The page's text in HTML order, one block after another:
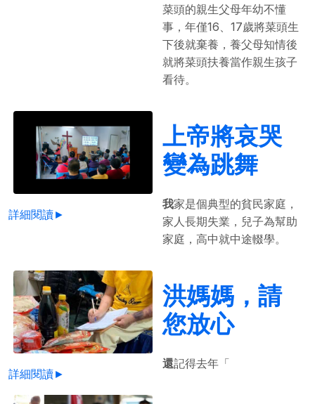
菜頭的親生父母年幼不懂
事，年僅16、17歲將菜頭生
下後就棄養，養父母知情後
就將菜頭扶養當作親生孩子
看待。
詳細閱讀►
上帝將哀哭
變為跳舞
我家是個典型的貧民家庭，
家人長期失業，兒子為幫助
家庭，高中就中途輟學。
詳細閱讀►
洪媽媽，請
您放心
還記得去年「